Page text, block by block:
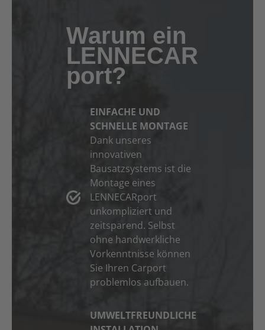
Warum ein
LENNECAR
port?
EINFACHE UND
SCHNELLE MONTAGE
Dank unseres
innovativen
Bausatzsystems ist die
Montage eines
LENNECARport
unkompliziert und
zeitsparend. Selbst
ohne handwerkliche
Vorkenntnisse können
Sie Ihren Carport
problemlos aufbauen.
UMWELTFREUNDLICHE